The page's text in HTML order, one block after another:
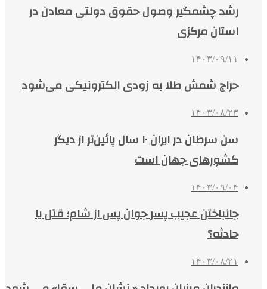
رشد چشمگیر وصول حقوق دولتی معادن در
استان مرکزی
۱۴۰۳/۰۹/۱۱
حراج شمش طلا به زودی الکترونیکی می‌شود
۱۴۰۳/۰۸/۲۳
سن سرطان‌ در ایران ۱۰ سال پائین‌تر از دیگر
کشورهای جهان است
۱۴۰۳/۰۹/۰۴
جانباختن عجیب پسر جوان پس از شام؛ قتل یا
حادثه؟
۱۴۰۳/۰۸/۲۱